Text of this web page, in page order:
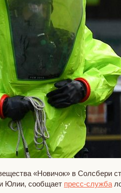
«Новичок» в Солсбери
Юлии, сообщает пресс-служба